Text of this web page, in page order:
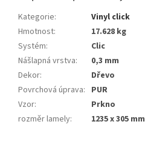
Kategorie:
Vinyl click
Hmotnost:
17.628 kg
Systém:
Clic
Nášlapná vrstva:
0,3 mm
Dekor:
Dřevo
Povrchová úprava: PUR
Vzor:
Prkno
rozměr lamely: 1235 x 305 mm